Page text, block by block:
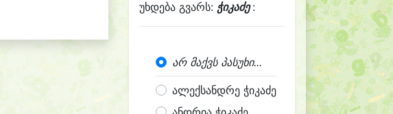
უხდება გვარს: ჭიკაძე:
არ მაქვს პასუხი...
ალექსანდრე ჭიკაძე